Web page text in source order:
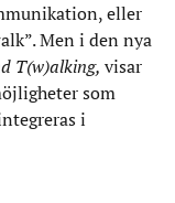
eller
Men i den nya
T(w)alking, visar
som
i